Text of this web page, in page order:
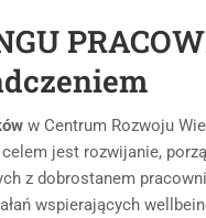
w Centrum Rozwoju
jest rozwijanie,
z dobrostanem
wspierających